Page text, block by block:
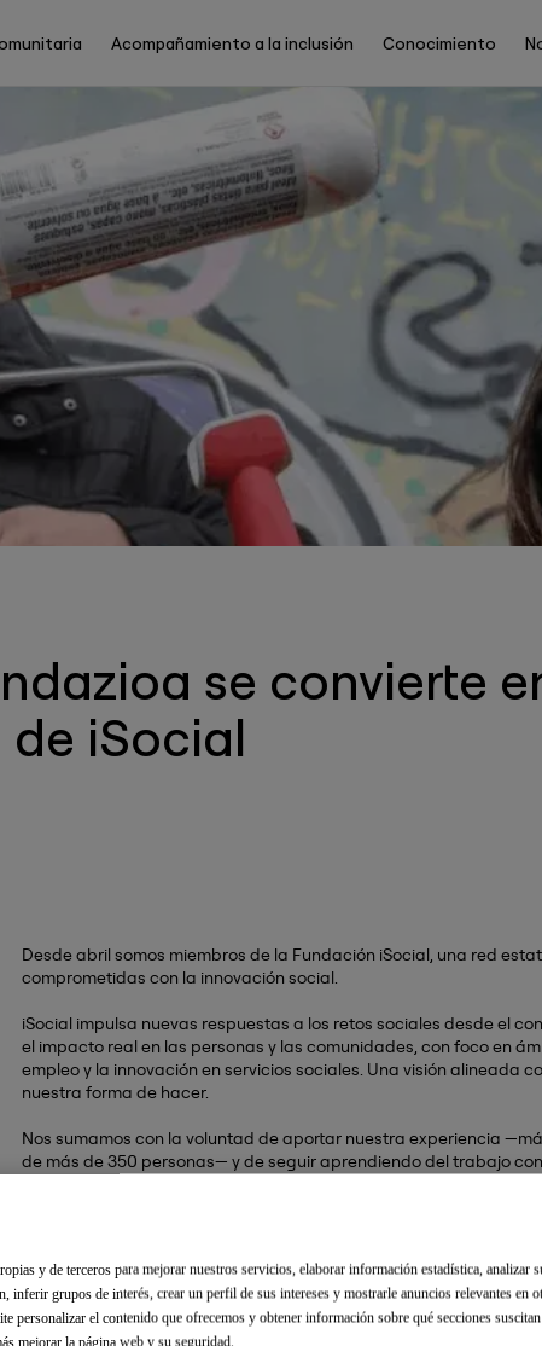
Main
ES
Acompañamiento a la inclusión Conocimiento
se convierte
iSocial
Desde abril somos miembros de la Fundación iSocial, una red
comprometidas con la innovación social.
iSocial impulsa nuevas respuestas a los retos sociales desde el
el impacto real en las personas y las comunidades, con foco en
empleo y la innovación en servicios sociales. Una visión alineada
nuestra forma de hacer.
Nos sumamos con la voluntad de aportar nuestra experiencia
de más de 350 personas— y de seguir aprendiendo del trabajo
La innovación social se traduce en el desarrollo de nuevas
comunitaria y la participación activa de las personas,
estrategias de desarrollo territorial sostenible.
y de terceros para mejorar nuestros servicios, elaborar información estadística, analizar
inferir grupos de interés, crear un perfil de sus intereses y mostrarle anuncios relevantes en
personalizar el contenido que ofrecemos y obtener información sobre qué secciones
mejorar la página web y su seguridad.